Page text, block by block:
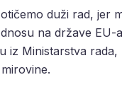
duži rad, jer
na države EU-
iz Ministarstva